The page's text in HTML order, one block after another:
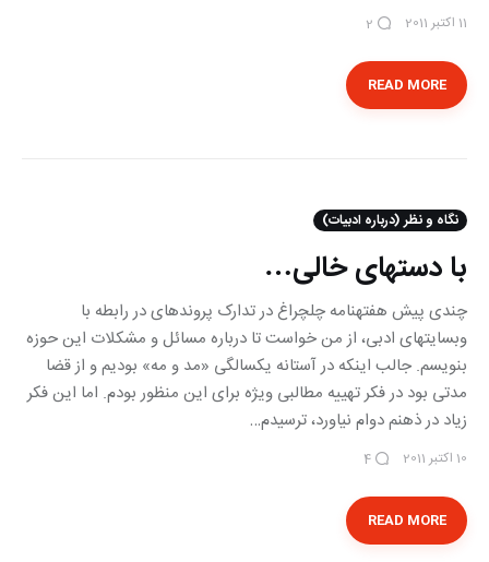
11 اکتبر 2011 2
READ MORE
نگاه و نظر (درباره ادبیات)
با دست‎های خالی…
چندی پیش هفته‎نامه چلچراغ در تدارک پرونده‎ای در رابطه با
وب‎سایت‎های ادبی، از من خواست تا درباره مسائل و مشکلات این حوزه
بنویسم. جالب اینکه در آستانه یک‎سالگی «مد و مه» بودیم و از قضا
مدتی بود در فکر تهییه مطالبی ویژه برای این منظور بودم. اما این فکر
زیاد در ذهنم دوام نیاورد، ترسیدم…
10 اکتبر 2011 4
READ MORE